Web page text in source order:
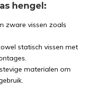
hengel:
zware vissen zoals
statisch vissen met
materialen om